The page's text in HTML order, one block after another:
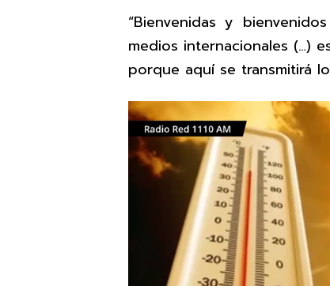
“Bienvenidas y
medios internacionales (…)
porque aquí se transmitirá